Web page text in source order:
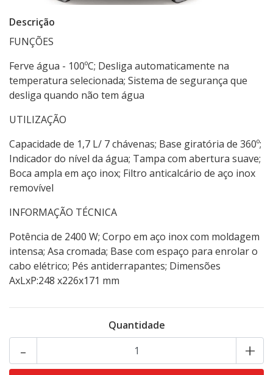
Descrição
FUNÇÕES
Ferve água - 100ºC; Desliga automaticamente na
temperatura selecionada; Sistema de segurança que
desliga quando não tem água
UTILIZAÇÃO
Capacidade de 1,7 L/ 7 chávenas; Base giratória de 360º;
Indicador do nível da água; Tampa com abertura suave;
Boca ampla em aço inox; Filtro anticalcário de aço inox
removível
INFORMAÇÃO TÉCNICA
Potência de 2400 W; Corpo em aço inox com moldagem
intensa; Asa cromada; Base com espaço para enrolar o
cabo elétrico; Pés antiderrapantes; Dimensões
AxLxP:248 x226x171 mm
Quantidade
+
-